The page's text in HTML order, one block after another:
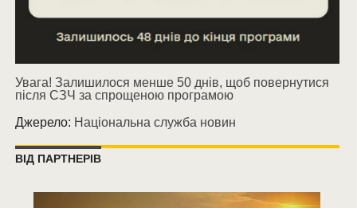
Увага! Залишилося менше 50 днів, щоб повернутися
після СЗЧ за спрощеною програмою
Джерело: Національна служба новин
ВІД ПАРТНЕРІВ